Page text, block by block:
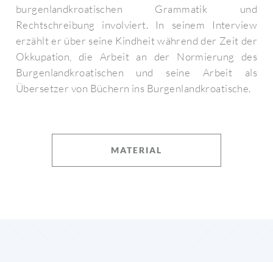
burgenlandkroatischen Grammatik und
Rechtschreibung involviert. In seinem Interview
erzählt er über seine Kindheit während der Zeit der
Okkupation, die Arbeit an der Normierung des
Burgenlandkroatischen und seine Arbeit als
Übersetzer von Büchern ins Burgenlandkroatische.
MATERIAL